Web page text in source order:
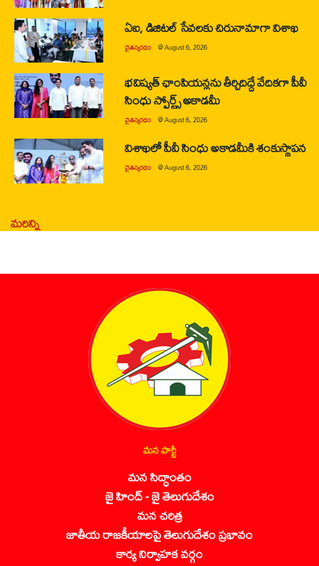
ఏఐ, డిజిటల్ సేవలకు చిరునామాగా విశాఖ
చైతన్యరధం @August 6, 2026
భవిష్యత్ ఛాంపియన్లను తీర్చిదిద్దే వేదికగా పీవీ
సింధు స్పోర్ట్స్ అకాడమీ
చైతన్యరధం @August 6, 2026
విశాఖలో పీవీ సింధు అకాడమీకి శంకుస్థాపన
చైతన్యరధం @August 6, 2026
మరిన్ని
మన పార్టీ
మన సిద్ధాంతం
జై హింద్ - జై తెలుగుదేశం
మన చరిత్ర
జాతీయ రాజకీయాలపై తెలుగుదేశం ప్రభావం
కార్య నిర్వాహక వర్గం